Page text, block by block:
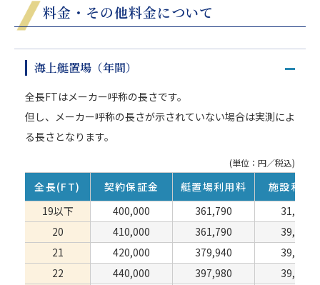
料金・その他料金について
海上艇置場（年間）
全長FTはメーカー呼称の長さです。
但し、メーカー呼称の長さが示されていない場合は実測によ
る長さとなります。
(単位：円／税込)
全長(FT) 契約保証金 艇置場利用料
施設利用
19以下
400,000 361,790
31,460
20
410,000 361,790
39,380
21
420,000 379,940
39,380
22
440,000 397,980
39,380